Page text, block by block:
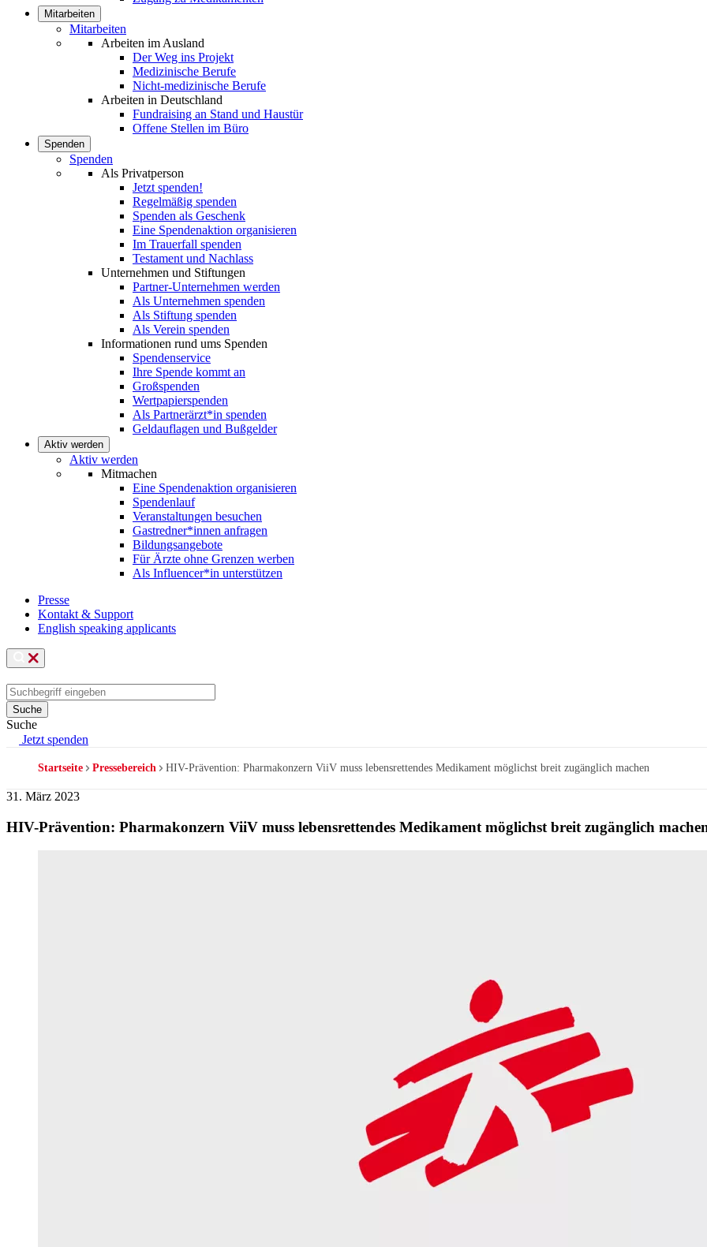
Mitarbeiten
Mitarbeiten
Arbeiten im Ausland
Der Weg ins Projekt
Medizinische Berufe
Nicht-medizinische Berufe
Arbeiten in Deutschland
Fundraising an Stand und Haustür
Offene Stellen im Büro
Spenden
Spenden
Als Privatperson
Jetzt spenden!
Regelmäßig spenden
Spenden als Geschenk
Eine Spendenaktion organisieren
Im Trauerfall spenden
Testament und Nachlass
Unternehmen und Stiftungen
Partner-Unternehmen werden
Als Unternehmen spenden
Als Stiftung spenden
Als Verein spenden
Informationen rund ums Spenden
Spendenservice
Ihre Spende kommt an
Großspenden
Wertpapierspenden
Als Partnerärzt*in spenden
Geldauflagen und Bußgelder
Aktiv werden
Aktiv werden
Mitmachen
Eine Spendenaktion organisieren
Spendenlauf
Veranstaltungen besuchen
Gastredner*innen anfragen
Bildungsangebote
Für Ärzte ohne Grenzen werben
Als Influencer*in unterstützen
Presse
Kontakt & Support
English speaking applicants
Suche
Jetzt spenden
Pfadnavigation
Startseite Pressebereich HIV-Prävention: Pharmakonzern ViiV muss lebensrettendes Medikament möglichst breit zugänglich machen
31. März 2023
HIV-Prävention: Pharmakonzern ViiV muss lebensrettendes Medikament möglichst breit zugänglich